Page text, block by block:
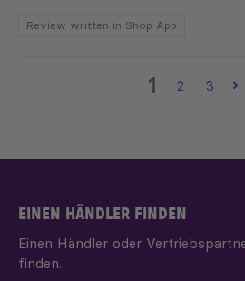
Review written in Shop App
1 2 3
EINEN HÄNDLER FINDEN
Einen Händler oder
finden.